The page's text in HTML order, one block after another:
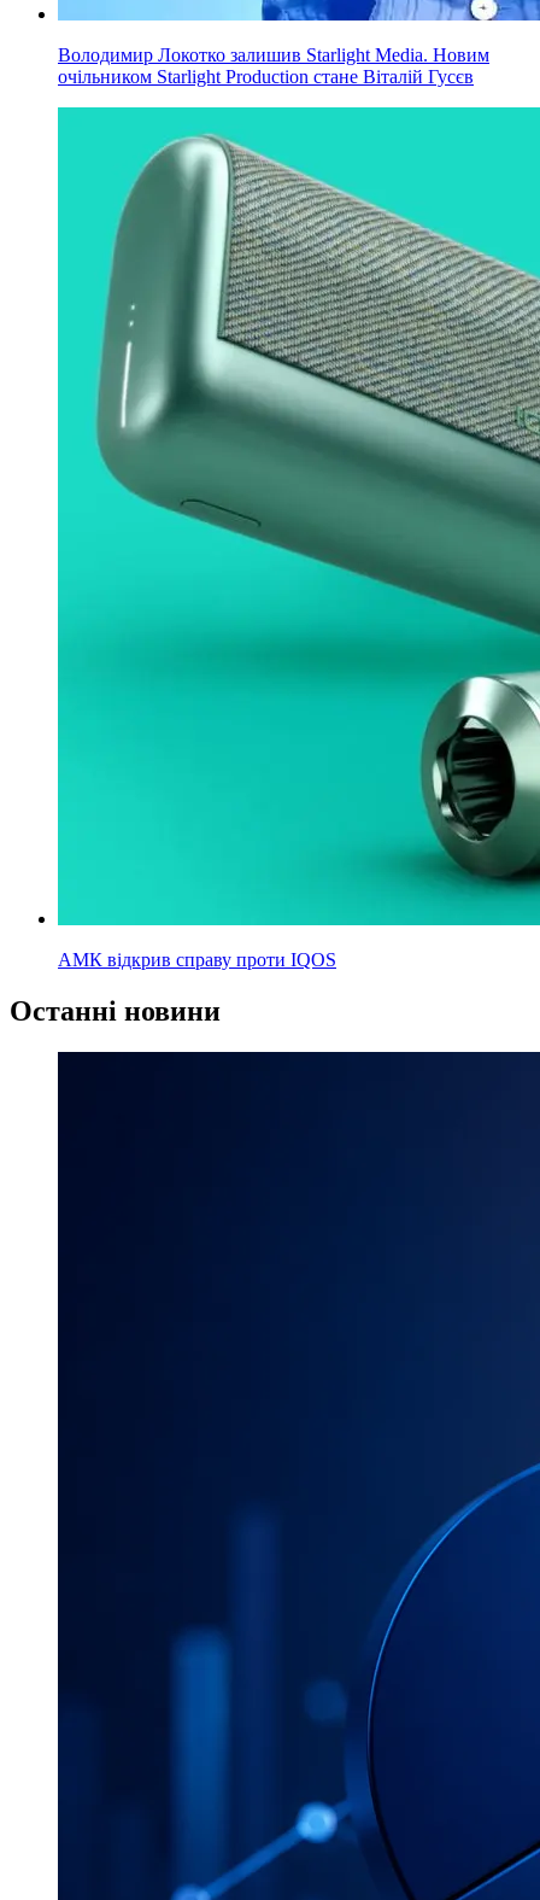
Володимир Локотко залишив Starlight Media. Новим
очільником Starlight Production стане Віталій Гусєв
АМК відкрив справу проти IQOS
Останні новини